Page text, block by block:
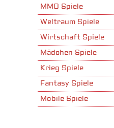
MMO Spiele
Weltraum Spiele
Wirtschaft Spiele
Mädchen Spiele
Krieg Spiele
Fantasy Spiele
Mobile Spiele